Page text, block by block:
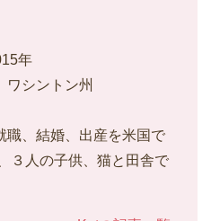
年
シントン州
、結婚、出産を米国で
３人の子供、猫と田舎で